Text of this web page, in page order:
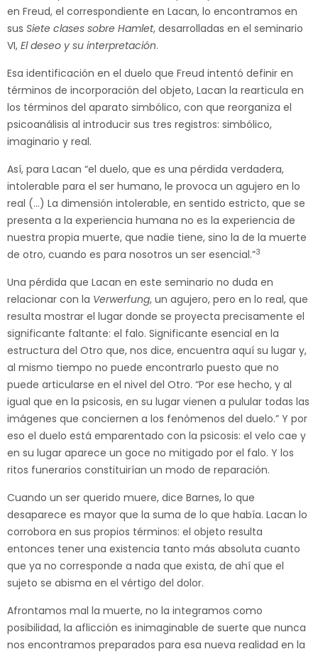
en Freud, el correspondiente en Lacan, lo encontramos en
sus Siete clases sobre Hamlet, desarrolladas en el seminario
VI, El deseo y su interpretación.
Esa identificación en el duelo que Freud intentó definir en
términos de incorporación del objeto, Lacan la rearticula en
los términos del aparato simbólico, con que reorganiza el
psicoanálisis al introducir sus tres registros: simbólico,
imaginario y real.
Así, para Lacan “el duelo, que es una pérdida verdadera,
intolerable para el ser humano, le provoca un agujero en lo
real (…) La dimensión intolerable, en sentido estricto, que se
presenta a la experiencia humana no es la experiencia de
nuestra propia muerte, que nadie tiene, sino la de la muerte
de otro, cuando es para nosotros un ser esencial.”3
Una pérdida que Lacan en este seminario no duda en
relacionar con la Verwerfung, un agujero, pero en lo real, que
resulta mostrar el lugar donde se proyecta precisamente el
significante faltante: el falo. Significante esencial en la
estructura del Otro que, nos dice, encuentra aquí su lugar y,
al mismo tiempo no puede encontrarlo puesto que no
puede articularse en el nivel del Otro. “Por ese hecho, y al
igual que en la psicosis, en su lugar vienen a pulular todas las
imágenes que conciernen a los fenómenos del duelo.” Y por
eso el duelo está emparentado con la psicosis: el velo cae y
en su lugar aparece un goce no mitigado por el falo. Y los
ritos funerarios constituirían un modo de reparación.
Cuando un ser querido muere, dice Barnes, lo que
desaparece es mayor que la suma de lo que había. Lacan lo
corrobora en sus propios términos: el objeto resulta
entonces tener una existencia tanto más absoluta cuanto
que ya no corresponde a nada que exista, de ahí que el
sujeto se abisma en el vértigo del dolor.
Afrontamos mal la muerte, no la integramos como
posibilidad, la aflicción es inimaginable de suerte que nunca
nos encontramos preparados para esa nueva realidad en la